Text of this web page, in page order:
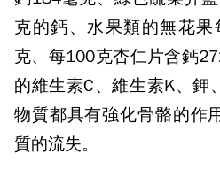
克的鈣、水果類的無花
克、每100克杏仁片含鈣
的維生素C、維生素K、鉀
物質都具有強化骨骼的作
質的流失。